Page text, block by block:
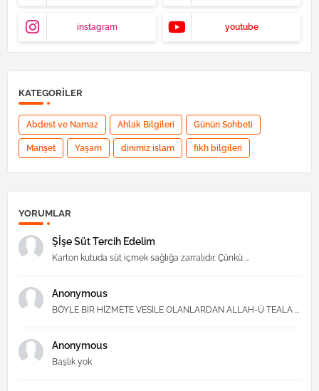
instagram youtube
KATEGORILER
Abdest ve Namaz Ahlak Bilgileri Günün Sohbeti
Manşet Yaşam dinimiz islam fıkh bilgileri
YORUMLAR
Şİşe Süt Tercih Edelim
Karton kutuda süt içmek sağlığa zarralıdır. Çünkü ...
Anonymous
BÖYLE BİR HİZMETE VESİLE OLANLARDAN ALLAH-Ü TEALA ...
Anonymous
Başlık yok